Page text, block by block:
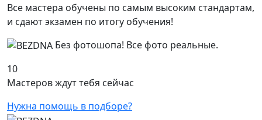
Все мастера обучены по самым высоким стандартам,
и сдают экзамен по итогу обучения!
Без фотошопа! Все фото реальные.
10
Мастеровждут тебя сейчас
Нужна помощь в подборе?